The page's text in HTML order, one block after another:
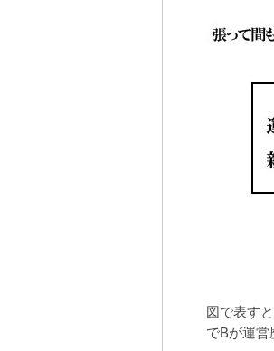
図で表す
でBが運営